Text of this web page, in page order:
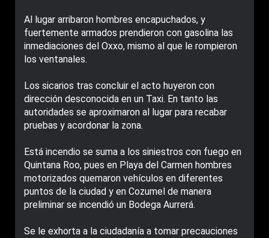
Al lugar arribaron hombres encapuchados, y
fuertemente armados prendieron con gasolina las
inmediaciones del Oxxo, mismo al que le rompieron
los ventanales.
Los sicarios tras concluir el acto huyeron con
dirección desconocida en un Taxi. En tanto las
autoridades se aproximaron al lugar para recabar
pruebas y acordonar la zona.
Está incendio se suma a los siniestros con fuego en
Quintana Roo, pues en Playa del Carmen hombres
motorizados quemaron vehículos en diferentes
puntos de la ciudad y en Cozumel de manera
preliminar se incendió un Bodega Aurrerá.
Se le exhorta a la ciudadanía a tomar precauciones